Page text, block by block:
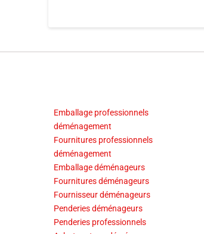
Emballage professionnels
déménagement
Fournitures professionnels
déménagement
Emballage déménageurs
Fournitures déménageurs
Fournisseur déménageurs
Penderies déménageurs
Penderies professionnels